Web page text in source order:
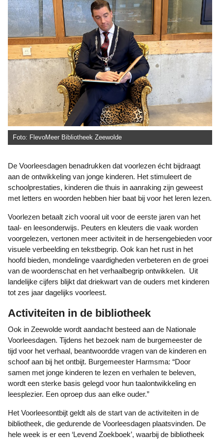
Foto: FlevoMeer Bibliotheek Zeewolde
De Voorleesdagen benadrukken dat voorlezen écht bijdraagt
aan de ontwikkeling van jonge kinderen. Het stimuleert de
schoolprestaties, kinderen die thuis in aanraking zijn geweest
met letters en woorden hebben hier baat bij voor het leren lezen.
Voorlezen betaalt zich vooral uit voor de eerste jaren van het
taal- en leesonderwijs. Peuters en kleuters die vaak worden
voorgelezen, vertonen meer activiteit in de hersengebieden voor
visuele verbeelding en tekstbegrip. Ook kan het rust in het
hoofd bieden, mondelinge vaardigheden verbeteren en de groei
van de woordenschat en het verhaalbegrip ontwikkelen. Uit
landelijke cijfers blijkt dat driekwart van de ouders met kinderen
tot zes jaar dagelijks voorleest.
Activiteiten in de bibliotheek
Ook in Zeewolde wordt aandacht besteed aan de Nationale
Voorleesdagen. Tijdens het bezoek nam de burgemeester de
tijd voor het verhaal, beantwoordde vragen van de kinderen en
schoof aan bij het ontbijt. Burgemeester Harmsma: “Door
samen met jonge kinderen te lezen en verhalen te beleven,
wordt een sterke basis gelegd voor hun taalontwikkeling en
leesplezier. Een oproep dus aan elke ouder.”
Het Voorleesontbijt geldt als de start van de activiteiten in de
bibliotheek, die gedurende de Voorleesdagen plaatsvinden. De
hele week is er een ‘Levend Zoekboek’, waarbij de bibliotheek